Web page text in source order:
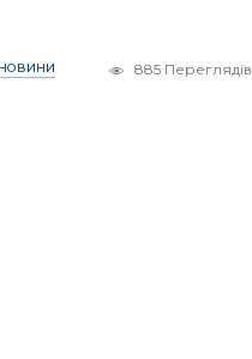
НОВИНИ 885 Переглядів